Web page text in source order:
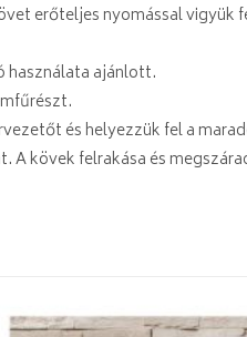
erőteljes nyomással
használata ajánlott.
és helyezzük fel a
kövek felrakása és